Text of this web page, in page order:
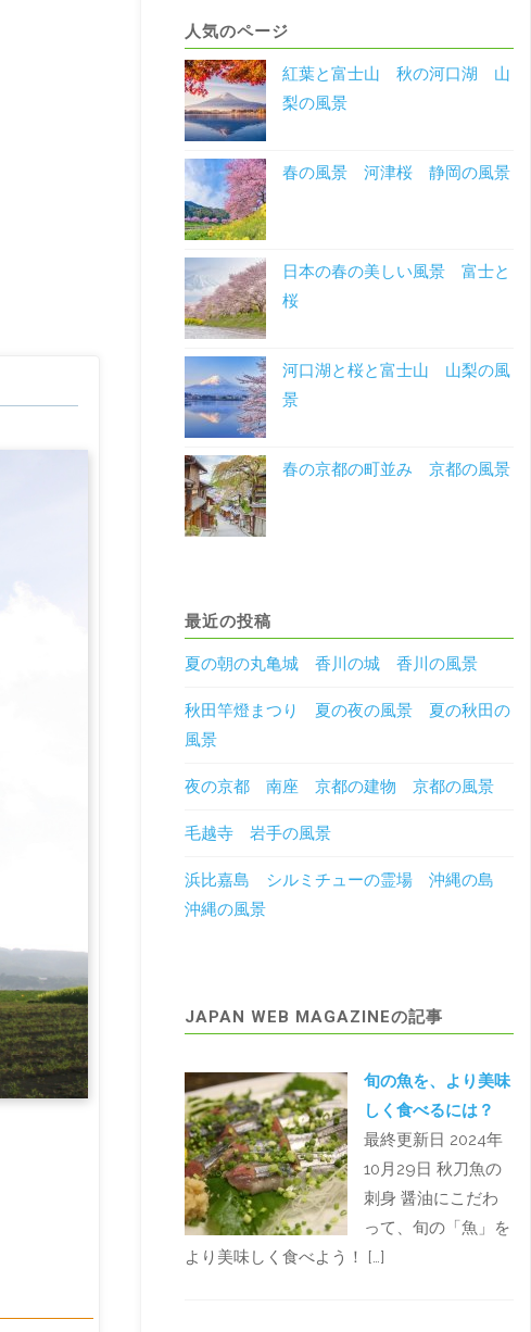
人気のページ
紅葉と富士山 秋の河口湖 山
梨の風景
春の風景 河津桜 静岡の風景
日本の春の美しい風景 富士と
桜
河口湖と桜と富士山 山梨の風
景
春の京都の町並み 京都の風景
最近の投稿
夏の朝の丸亀城 香川の城 香川の風景
秋田竿燈まつり 夏の夜の風景 夏の秋田の
風景
夜の京都 南座 京都の建物 京都の風景
毛越寺 岩手の風景
浜比嘉島 シルミチューの霊場 沖縄の島
沖縄の風景
JAPAN WEB MAGAZINEの記事
旬の魚を、より美味
しく食べるには？
最終更新日 2024年
10月29日 秋刀魚の
刺身 醤油にこだわ
って、旬の「魚」を
より美味しく食べよう！ […]